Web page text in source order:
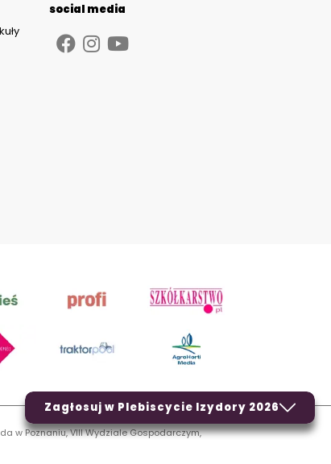
Zagłosuj w Plebiscycie Izydory 2026
social media
w Poznaniu, VIII Wydziale Gospodarczym,